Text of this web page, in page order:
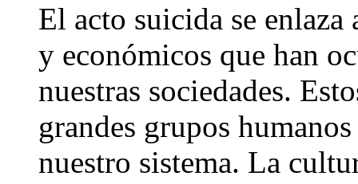
El acto suicida se
y económicos que han
nuestras sociedades.
grandes grupos
nuestro sistema. La